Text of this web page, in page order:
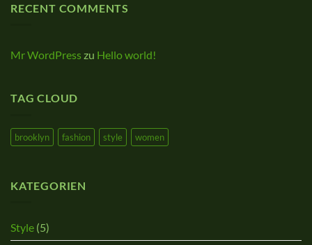
RECENT COMMENTS
Mr WordPresszu Hello world!
TAG CLOUD
brooklyn fashion style women
KATEGORIEN
Style (5)